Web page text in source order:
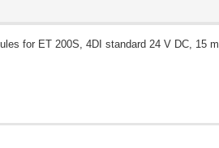
for ET 200S, 4DI standard 24 V DC, 15